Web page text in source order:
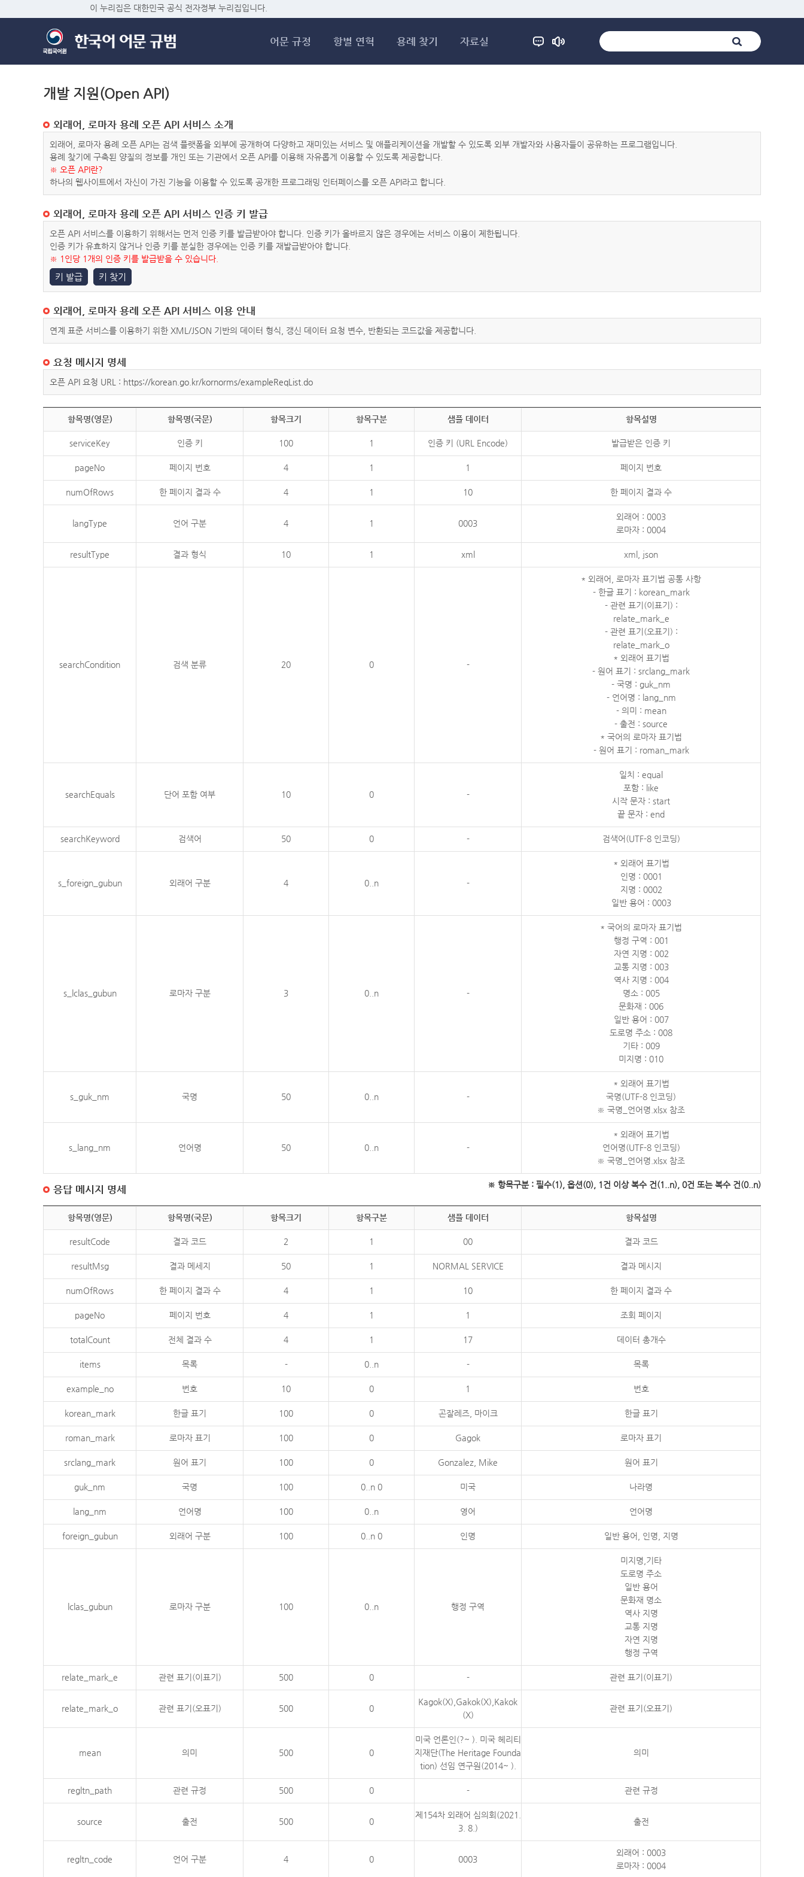
이 누리집은 대한민국 공식 전자정부 누리집입니다.
어문 규정 항별 연혁 용례 찾기 자료실
개발 지원(Open API)
외래어, 로마자 용례 오픈 API 서비스 소개
외래어, 로마자 용례 오픈 API는 검색 플랫폼을 외부에 공개하여 다양하고 재미있는 서비스 및 애플리케이션을 개발할 수 있도록 외부 개발자와 사용자들이 공유하는 프로그램입니다.
용례 찾기에 구축된 양질의 정보를 개인 또는 기관에서 오픈 API를 이용해 자유롭게 이용할 수 있도록 제공합니다.
※ 오픈 API란?
하나의 웹사이트에서 자신이 가진 기능을 이용할 수 있도록 공개한 프로그래밍 인터페이스를 오픈 API라고 합니다.
외래어, 로마자 용례 오픈 API 서비스 인증 키 발급
오픈 API 서비스를 이용하기 위해서는 먼저 인증 키를 발급받아야 합니다. 인증 키가 올바르지 않은 경우에는 서비스 이용이 제한됩니다.
인증 키가 유효하지 않거나 인증 키를 분실한 경우에는 인증 키를 재발급받아야 합니다.
※ 1인당 1개의 인증 키를 발급받을 수 있습니다.
키 발급 키 찾기
외래어, 로마자 용례 오픈 API 서비스 이용 안내
연계 표준 서비스를 이용하기 위한 XML/JSON 기반의 데이터 형식, 갱신 데이터 요청 변수, 반환되는 코드값을 제공합니다.
요청 메시지 명세
오픈 API 요청 URL : https://korean.go.kr/kornorms/exampleReqList.do
항목명(영문) 항목명(국문) 항목크기 항목구분 샘플 데이터 항목설명
serviceKey 인증 키 100 1 인증 키 (URL Encode) 발급받은 인증 키
pageNo 페이지 번호 4 1 1 페이지 번호
numOfRows 한 페이지 결과 수 4 1 10 한 페이지 결과 수
langType 언어 구분 4 1 0003
외래어 : 0003
로마자 : 0004
resultType 결과 형식 10 1 xml xml, json
searchCondition 검색 분류 20 0 -
* 외래어, 로마자 표기법 공통 사항
- 한글 표기 : korean_mark
- 관련 표기(이표기) :
relate_mark_e
- 관련 표기(오표기) :
relate_mark_o
* 외래어 표기법
- 원어 표기 : srclang_mark
- 국명 : guk_nm
- 언어명 : lang_nm
- 의미 : mean
- 출전 : source
* 국어의 로마자 표기법
- 원어 표기 : roman_mark
searchEquals 단어 포함 여부 10 0 -
일치 : equal
포함 : like
시작 문자 : start
끝 문자 : end
searchKeyword 검색어 50 0 - 검색어(UTF-8 인코딩)
s_foreign_gubun 외래어 구분 4 0..n -
* 외래어 표기법
인명 : 0001
지명 : 0002
일반 용어 : 0003
s_lclas_gubun 로마자 구분 3 0..n -
* 국어의 로마자 표기법
행정 구역 : 001
자연 지명 : 002
교통 지명 : 003
역사 지명 : 004
명소 : 005
문화재 : 006
일반 용어 : 007
도로명 주소 : 008
기타 : 009
미지명 : 010
s_guk_nm 국명 50 0..n -
* 외래어 표기법
국명(UTF-8 인코딩)
※ 국명_언어명.xlsx 참조
s_lang_nm 언어명 50 0..n -
* 외래어 표기법
언어명(UTF-8 인코딩)
※ 국명_언어명.xlsx 참조
※ 항목구분 : 필수(1), 옵션(0), 1건 이상 복수 건(1..n), 0건 또는 복수 건(0..n)
응답 메시지 명세
항목명(영문) 항목명(국문) 항목크기 항목구분 샘플 데이터 항목설명
resultCode 결과 코드 2 1 00 결과 코드
resultMsg 결과 메세지 50 1 NORMAL SERVICE 결과 메시지
numOfRows 한 페이지 결과 수 4 1 10 한 페이지 결과 수
pageNo 페이지 번호 4 1 1 조회 페이지
totalCount 전체 결과 수 4 1 17 데이터 총개수
items 목록 - 0..n - 목록
example_no 번호 10 0 1 번호
korean_mark 한글 표기 100 0 곤잘레즈, 마이크 한글 표기
roman_mark 로마자 표기 100 0 Gagok 로마자 표기
srclang_mark 원어 표기 100 0 Gonzalez, Mike 원어 표기
guk_nm 국명 100 0..n 0 미국 나라명
lang_nm 언어명 100 0..n 영어 언어명
foreign_gubun 외래어 구분 100 0..n 0 인명 일반 용어, 인명, 지명
lclas_gubun 로마자 구분 100 0..n 행정 구역
미지명,기타
도로명 주소
일반 용어
문화재 명소
역사 지명
교통 지명
자연 지명
행정 구역
relate_mark_e 관련 표기(이표기) 500 0 - 관련 표기(이표기)
relate_mark_o 관련 표기(오표기) 500 0
Kagok(X),Gakok(X),Kakok
(X)
관련 표기(오표기)
mean 의미 500 0
미국 언론인(?~ ). 미국 헤리티
지재단(The Heritage Founda
tion) 선임 연구원(2014~ ).
의미
regltn_path 관련 규정 500 0 - 관련 규정
source 출전 500 0
제154차 외래어 심의회(2021.
3. 8.)
출전
regltn_code 언어 구분 4 0 0003
외래어 : 0003
로마자 : 0004